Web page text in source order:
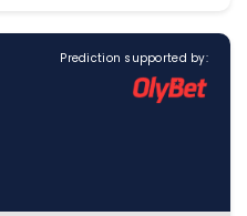
Prediction supported by: